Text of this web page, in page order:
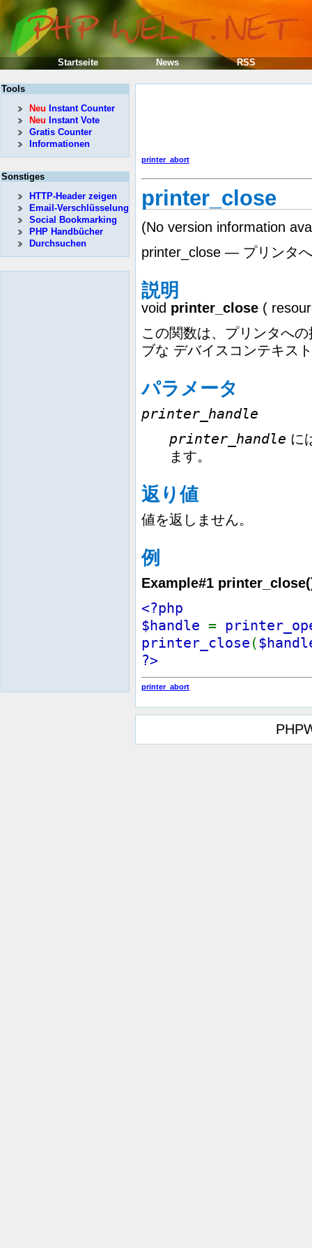
printer_abort
printer_close
(No version information
printer_close — プリンタ
説明
void printer_close (
この関数は、プリンタへ
ブな デバイスコンテキス
パラメータ
printer_handle
printer_handle に
ます。
返り値
値を返しません。
例
Example#1
<?php
$handle =
printer_close (
?>
printer_abort
Tools
Neu Instant Counter
Neu Instant Vote
Gratis Counter
Informationen
Sonstiges
HTTP-Header zeigen
Email-Verschlüsselung
Social Bookmarking
PHP Handbücher
Durchsuchen
Startseite News RSS